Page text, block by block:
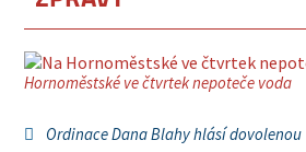
Hornoměstské ve čtvrtek nepoteče voda
Ordinace Dana Blahy hlásí dovolenou